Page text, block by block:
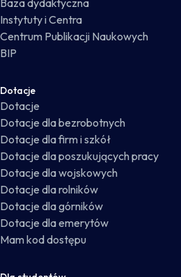
Baza dydaktyczna
Instytuty i Centra
Centrum Publikacji Naukowych
BIP
Dotacje
Dotacje
Dotacje dla bezrobotnych
Dotacje dla firm i szkół
Dotacje dla poszukujących pracy
Dotacje dla wojskowych
Dotacje dla rolników
Dotacje dla górników
Dotacje dla emerytów
Mam kod dostępu